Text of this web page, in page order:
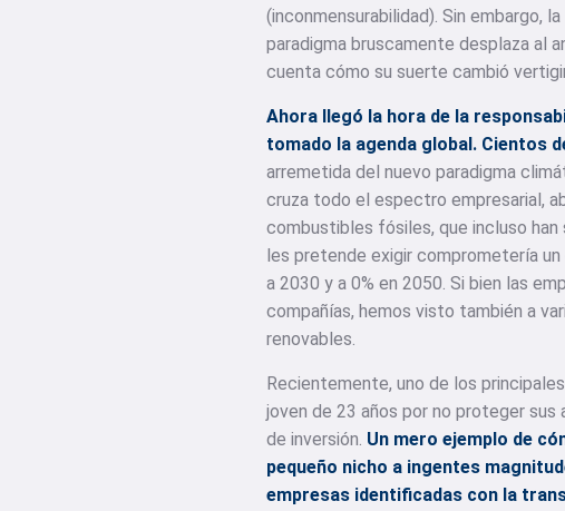
(inconmensurabilidad). Sin embargo,
paradigma bruscamente desplaza al
cuenta cómo su suerte cambió
Ahora llegó la hora de la
tomado la agenda global. Cientos
arremetida del nuevo paradigma
cruza todo el espectro empresarial,
combustibles fósiles, que incluso han
les pretende exigir comprometería un
a 2030 y a 0% en 2050. Si bien las
compañías, hemos visto también a
renovables.
Recientemente, uno de los
joven de 23 años por no proteger
de inversión. Un mero ejemplo de
pequeño nicho a ingentes
empresas identificadas con la